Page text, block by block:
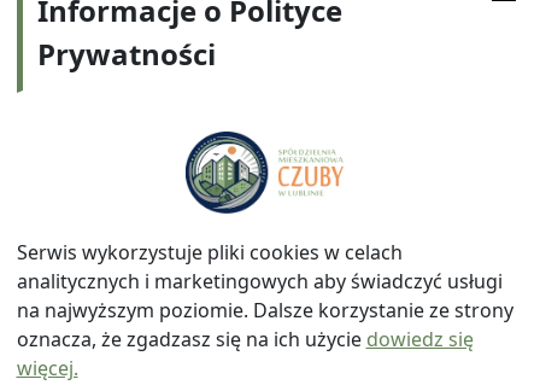
ul. Watykańska 6, 20-538 Lublin
Telefon: 814641700 E-mail: info@smczuby.pl
© 2026
Informacje o Polityce
Prywatności
Serwis wykorzystuje pliki cookies w celach
analitycznych i marketingowych aby świadczyć usługi
na najwyższym poziomie. Dalsze korzystanie ze strony
oznacza, że zgadzasz się na ich użycie dowiedz się
więcej.